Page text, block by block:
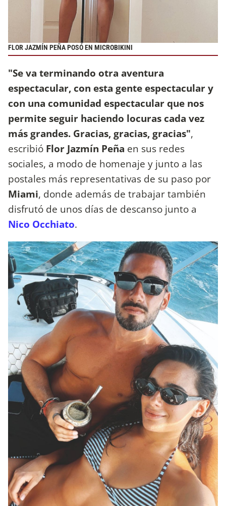
FLOR JAZMÍN PEÑA POSÓ EN MICROBIKINI
"Se va terminando otra aventura
espectacular, con esta gente espectacular y
con una comunidad espectacular que nos
permite seguir haciendo locuras cada vez
más grandes. Gracias, gracias, gracias",
escribió Flor Jazmín Peña en sus redes
sociales, a modo de homenaje y junto a las
postales más representativas de su paso por
Miami, donde además de trabajar también
disfrutó de unos días de descanso junto a
Nico Occhiato.